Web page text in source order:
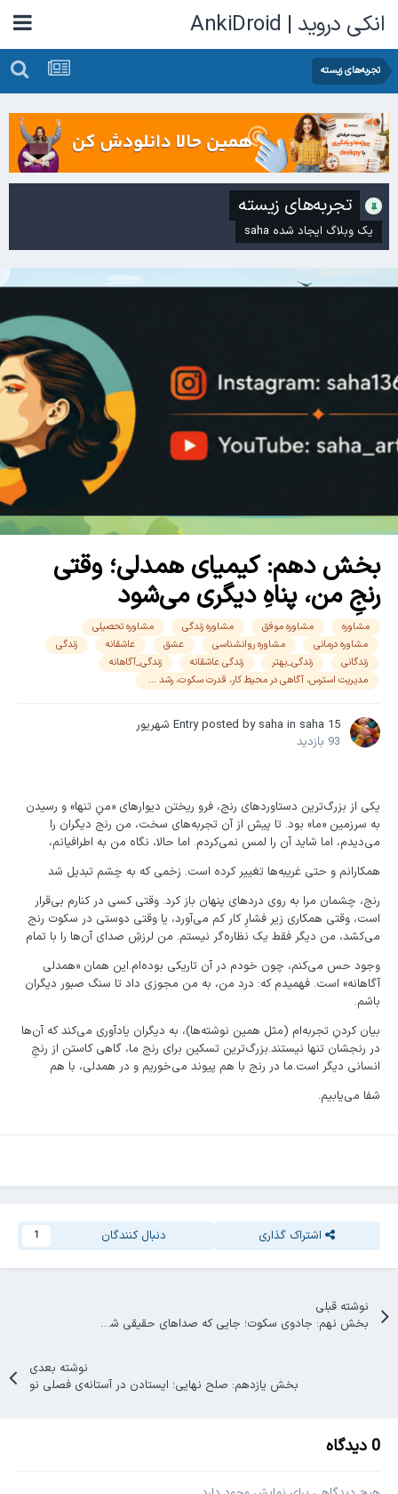
انکی دروید | AnkiDroid
تجربه‌های زیسته
تجربه‌های زیسته
یک وبلاگ ایجاد شده saha
بخش دهم: کیمیای همدلی؛ وقتی
رنجِ من، پناهِ دیگری می‌شود
مشاوره مشاوره موفق مشاوره زندگی
مشاوره تحصیلی
مشاوره درمانی
مشاوره روانشناسی عشق عاشقانه
زندگی
زندگانی
زندگی_بهتر زندگی عاشقانه
زندگی_آگاهانه
مدیریت استرس، آگاهی در محیط کار، قدرت سکوت، رشد فردی، تعادل کار و زندگی.
Entry posted by saha in saha 15 شهریور
93 بازدید
یکی از بزرگ‌ترین دستاوردهای رنج، فرو ریختن دیوارهای «منِ تنها» و رسیدن
به سرزمین «ما» بود. تا پیش از آن تجربه‌های سخت، من رنج دیگران را
می‌دیدم، اما شاید آن را لمس نمی‌کردم. اما حالا، نگاه من به اطرافیانم،
همکارانم و حتی غریبه‌ها تغییر کرده است. زخمی که به چشم تبدیل شد
رنج، چشمان مرا به روی دردهای پنهان باز کرد. وقتی کسی در کنارم بی‌قرار
است، وقتی همکاری زیر فشارِ کار کم می‌آورد، یا وقتی دوستی در سکوت رنج
می‌کشد، من دیگر فقط یک نظاره‌گر نیستم. من لرزشِ صدای آن‌ها را با تمام
وجود حس می‌کنم، چون خودم در آن تاریکی بوده‌ام.این همان «همدلی
آگاهانه» است. فهمیدم که: درد من، به من مجوزی داد تا سنگ صبور دیگران
باشم.
بیان کردنِ تجربه‌ام (مثل همین نوشته‌ها)، به دیگران یادآوری می‌کند که آن‌ها
در رنجشان تنها نیستند.بزرگ‌ترین تسکین برای رنج ما، گاهی کاستن از رنجِ
انسانی دیگر است.ما در رنج با هم پیوند می‌خوریم و در همدلی، با هم
شفا می‌یابیم.
اشتراک گذاری دنبال کنندگان 1
نوشته قبلی
بخش نهم: جادوی سکوت؛ جایی که صداهای حقیقی شنیده می‌شوند
نوشته بعدی
بخش یازدهم: صلح نهایی؛ ایستادن در آستانه‌ی فصلی نو
0 دیدگاه